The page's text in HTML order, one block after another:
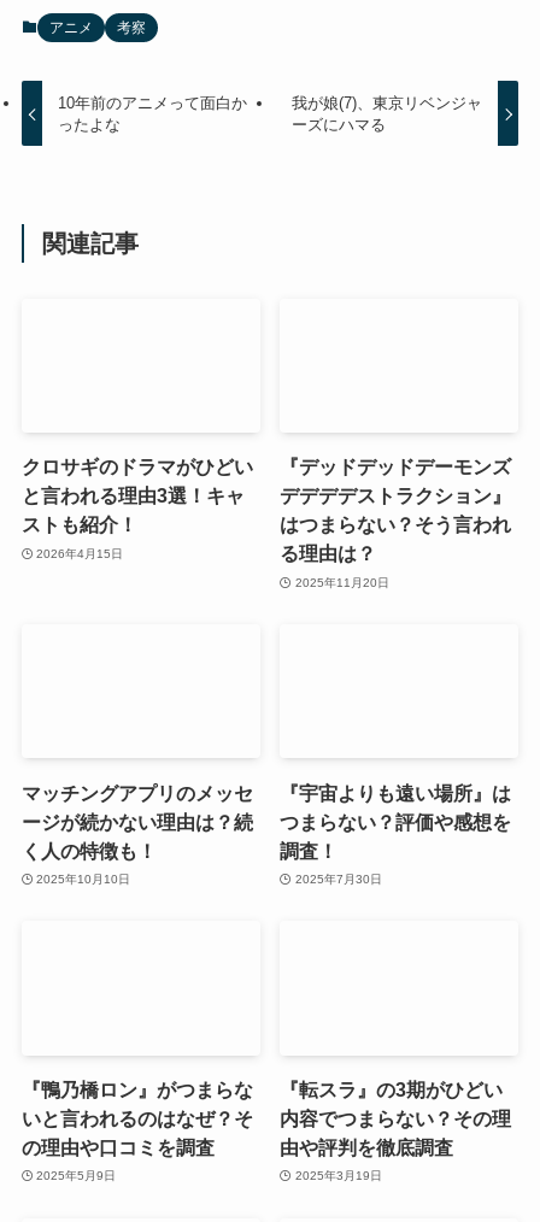
アニメ 考察
10年前のアニメって面白か
ったよな
我が娘(7)、東京リベンジャ
ーズにハマる
関連記事
クロサギのドラマがひどい
と言われる理由3選！キャ
ストも紹介！
2026年4月15日
『デッドデッドデーモンズ
デデデデストラクション』
はつまらない？そう言われ
る理由は？
2025年11月20日
マッチングアプリのメッセ
ージが続かない理由は？続
く人の特徴も！
2025年10月10日
『宇宙よりも遠い場所』は
つまらない？評価や感想を
調査！
2025年7月30日
『鴨乃橋ロン』がつまらな
いと言われるのはなぜ？そ
の理由や口コミを調査
2025年5月9日
『転スラ』の3期がひどい
内容でつまらない？その理
由や評判を徹底調査
2025年3月19日